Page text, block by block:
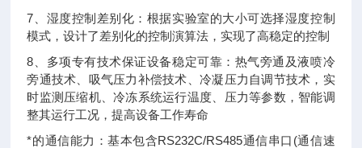
7、湿度控制差别化：根据实验室的大小可选择湿度控制
模式，设计了差别化的控制演算法，实现了高稳定的控制
8、多项专有技术保证设备稳定可靠：热气旁通及液喷冷
旁通技术、吸气压力补偿技术、冷凝压力自调节技术，实
时监测压缩机、冷冻系统运行温度、压力等参数，智能调
整其运行工况，提高设备工作寿命
*的通信能力：基本包含RS232C/RS485通信串口(通信速